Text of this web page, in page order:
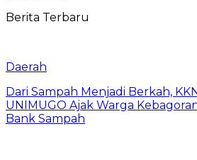
Berita Terbaru
Daerah
Dari Sampah Menjadi Berkah,
UNIMUGO Ajak Warga
Bank Sampah